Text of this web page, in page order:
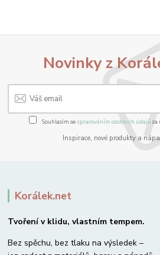
Novinky z
Souhlasím se zpracováním osobních údajůza
Inspirace, nové produkty a
Korálek.net
Tvoření v klidu, vlastním tempem.
Bez spěchu, bez tlaku na výsledek –